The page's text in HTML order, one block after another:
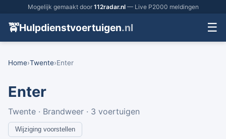
Mogelijk gemaakt door 112radar.nl— Live P2000 meldingen
🚖Hulpdienstvoertuigen.nl ☰
Home›Twente›Enter
Enter
Twente · Brandweer · 3 voertuigen
Wijziging voorstellen